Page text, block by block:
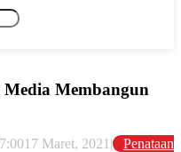
Media Membangun
17 Maret, 2021 |
Penataan